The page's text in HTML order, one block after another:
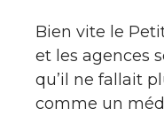
Bien vite le
et les agences
qu’il ne fallait
comme un